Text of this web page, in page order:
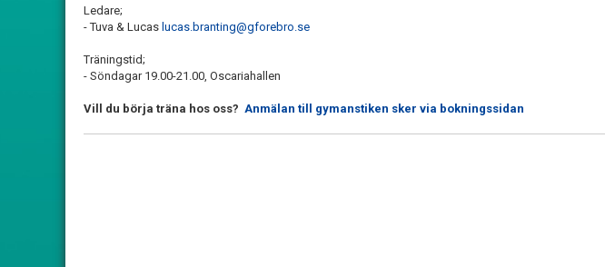
Ledare;
- Tuva & Lucas lucas.branting@gforebro.se
Träningstid;
- Söndagar 19.00-21.00, Oscariahallen
Vill du börja träna hos oss? Anmälan till gymanstiken sker via bokningssidan